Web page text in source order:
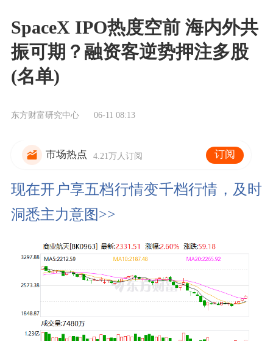
SpaceX IPO热度空前 海内外共
振可期？融资客逆势押注多股
(名单)
东方财富研究中心 06-11 08:13
市场热点 4.21万人订阅 订阅
现在开户享五档行情变千档行情，及时
洞悉主力意图>>